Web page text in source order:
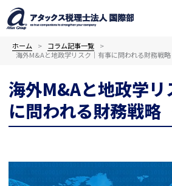
容
を
ホーム
コラム記事一覧
海外M&Aと地政学リスク｜有事に問われる財務戦略
海外M&Aと地政学リ
に問われる財務戦略